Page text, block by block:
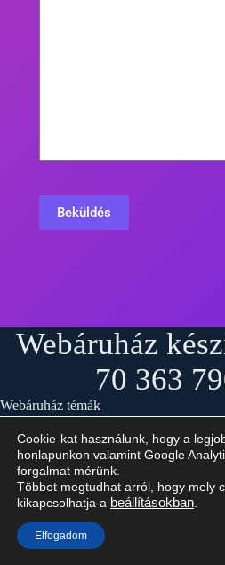
Webáruház
70 363
Webáruház témák
Bérelhető vagy egyedi
B2B és a B2C webáruház
Webshop szolgáltatás
Cookie-kat használunk, hogy a
honlapunkon valamint Google
forgalmat mérünk.
Többet megtudhat arról, hogy mely
kikapcsolhatja a beállításokban
Elfogadom